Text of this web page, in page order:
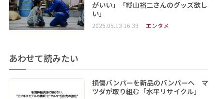
がいい」「縦山裕二さんのグッズ欲し
い」
2026.05.13 16:39 エンタメ
あわせて読みたい
損傷バンパーを新品のバンパーへ マ
ツダが取り組む「水平リサイクル」